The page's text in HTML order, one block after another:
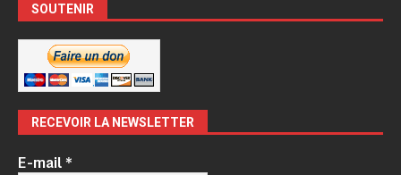
SOUTENIR
RECEVOIR LA NEWSLETTER
E-mail*